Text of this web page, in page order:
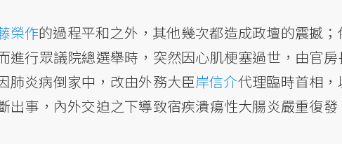
榮作的過程平和之外，其他幾次都造成政壇的震撼；
進行眾議院總選舉時，突然因心肌梗塞過世，由官房
肺炎病倒家中，改由外務大臣岸信介代理臨時首相，
出事，內外交迫之下導致宿疾潰瘍性大腸炎嚴重復發